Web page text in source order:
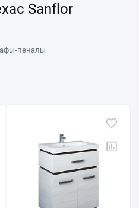
Sanflor
пеналы